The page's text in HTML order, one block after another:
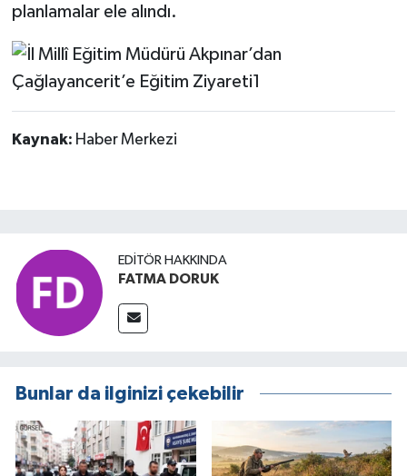
planlamalar ele alındı.
Kaynak: Haber Merkezi
EDITÖR HAKKINDA
FATMA DORUK
Bunlar da ilginizi çekebilir